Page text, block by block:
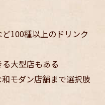
100種以上のドリンク
大型店もある
モダン店舗まで選択肢